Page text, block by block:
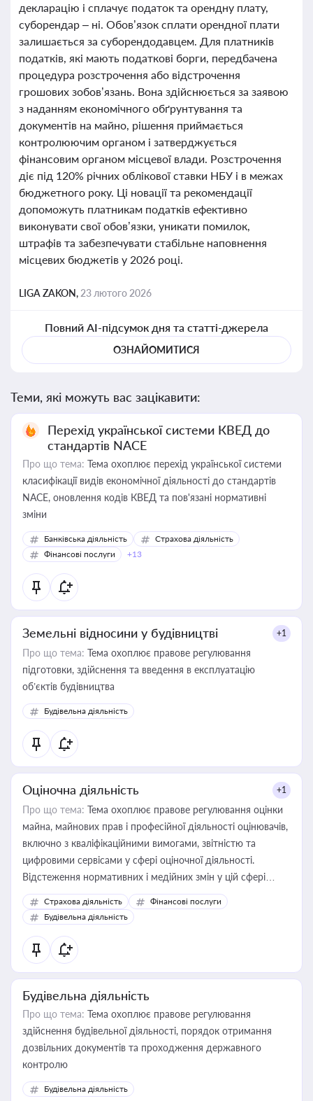
декларацію і сплачує податок та орендну плату,
суборендар – ні. Обов’язок сплати орендної плати
залишається за суборендодавцем. Для платників
податків, які мають податкові борги, передбачена
процедура розстрочення або відстрочення
грошових зобов’язань. Вона здійснюється за заявою
з наданням економічного обґрунтування та
документів на майно, рішення приймається
контролюючим органом і затверджується
фінансовим органом місцевої влади. Розстрочення
діє під 120% річних облікової ставки НБУ і в межах
бюджетного року. Ці новації та рекомендації
допоможуть платникам податків ефективно
виконувати свої обов’язки, уникати помилок,
штрафів та забезпечувати стабільне наповнення
місцевих бюджетів у 2026 році.
LIGA ZAKON, 23 лютого 2026
Повний AI-підсумок дня та статті-джерела
ОЗНАЙОМИТИСЯ
Теми, які можуть вас зацікавити:
Перехід української системи КВЕД до
стандартів NACE
Про що тема: Тема охоплює перехід української системи
класифікації видів економічної діяльності до стандартів
NACE, оновлення кодів КВЕД та пов'язані нормативні
зміни
Банківська діяльність
Страхова діяльність
Фінансові послуги
+13
Земельні відносини у будівництві +1
Про що тема: Тема охоплює правове регулювання
підготовки, здійснення та введення в експлуатацію
об’єктів будівництва
Будівельна діяльність
Оціночна діяльність +1
Про що тема: Тема охоплює правове регулювання оцінки
майна, майнових прав і професійної діяльності оцінювачів,
включно з кваліфікаційними вимогами, звітністю та
цифровими сервісами у сфері оціночної діяльності.
Відстеження нормативних і медійних змін у цій сфері
корисне для власника бізнесу, керівника, юриста або
бухгалтера під час оподаткування, приватизації, оренди
державного майна, корпоративних угод і перевірки
статусу суб'єктів оціночної діяльності
Страхова діяльність
Фінансові послуги
Будівельна діяльність
Будівельна діяльність
Про що тема: Тема охоплює правове регулювання
здійснення будівельної діяльності, порядок отримання
дозвільних документів та проходження державного
контролю
Будівельна діяльність